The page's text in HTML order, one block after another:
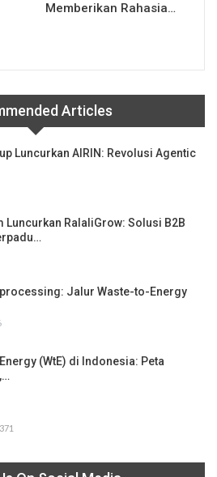
Memberikan Rahasia…
Articles
Luncurkan AIRIN: Revolusi Agentic
Luncurkan RalaliGrow: Solusi B2B
processing: Jalur Waste-to-Energy
(WtE) di Indonesia: Peta